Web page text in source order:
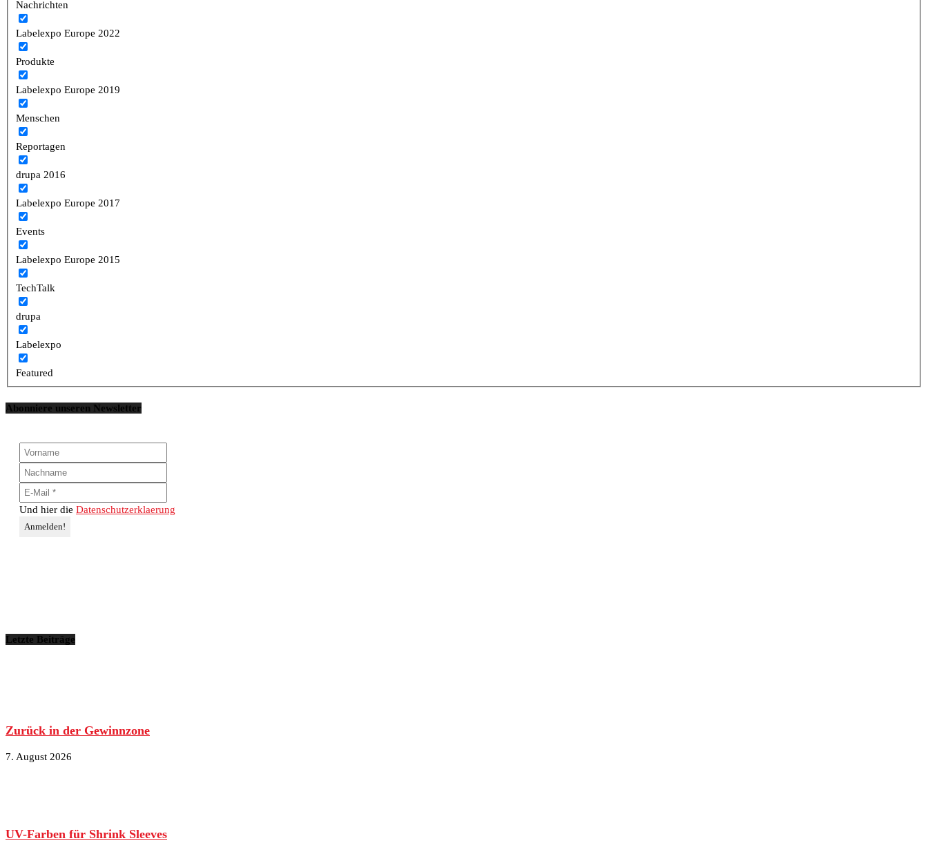
Nachrichten
Labelexpo Europe 2022
Produkte
Labelexpo Europe 2019
Menschen
Reportagen
drupa 2016
Labelexpo Europe 2017
Events
Labelexpo Europe 2015
TechTalk
drupa
Labelexpo
Featured
Abonniere unseren Newsletter
Und hier die Datenschutzerklaerung
Letzte Beiträge
Zurück in der Gewinnzone
7. August 2026
UV-Farben für Shrink Sleeves